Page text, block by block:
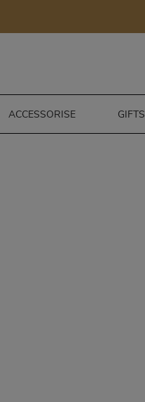
ACCESSORISE GIFTS